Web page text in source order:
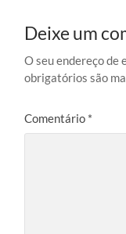
Deixe um
O seu endereço de
obrigatórios são
Comentário *